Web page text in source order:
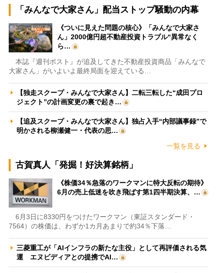
「みんなで大家さん」配当ストップ騒動の内幕
《ついに見えた問題の核心》「みんなで大家さ
ん」2000億円超不動産投資トラブル“異常なく
ら…
本誌『週刊ポスト』が追及してきた不動産投資商品「みんなで
大家さん」がいよいよ最終局面を迎えている…
【独走スクープ・みんなで大家さん】二転三転した“成田プロ
ジェクト”の計画変更の裏で起き…
【追及スクープ・みんなで大家さん】独占入手“内部議事録”で
明かされる柳瀬健一・代表の思…
一覧を見る
古賀真人「発掘！好決算銘柄」
《株価34％急落のワークマンに特大反転の期待》
6月の売上低迷を吹き飛ばす第1四半期決算、…
6月3日に8330円をつけたワークマン（東証スタンダード・
7564）の株価は、わずか1カ月あまりで約34％下落…
三菱重工が「AIインフラの新たな主役」として再評価される気
運 エヌビディアとの提携でAI…